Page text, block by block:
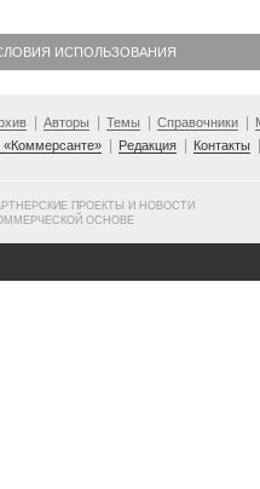
ИСПОЛЬЗОВАНИЯ
Авторы Темы Справочники
Редакция Контакты
ПРОЕКТЫ И НОВОСТИ
ОСНОВЕ